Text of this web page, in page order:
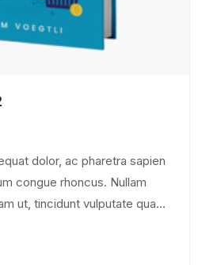
dolor, ac pharetra sapien
congue rhoncus. Nullam
ut, tincidunt vulputate quam.